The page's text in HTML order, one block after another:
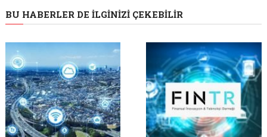
BU HABERLER DE İLGINIZI ÇEKEBILIR